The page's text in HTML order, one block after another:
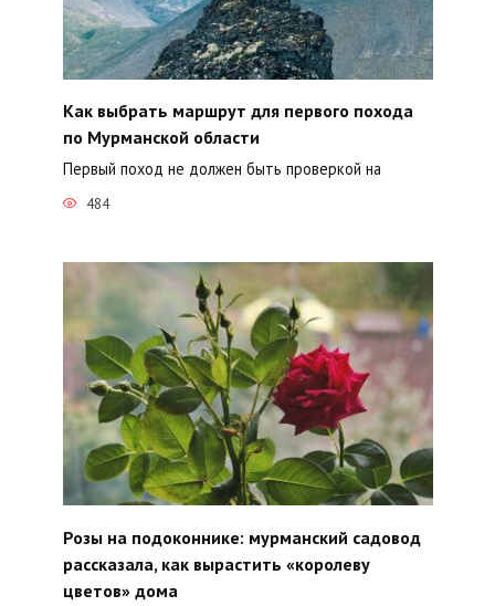
Как выбрать маршрут для первого похода
по Мурманской области
Первый поход не должен быть проверкой на
484
Розы на подоконнике: мурманский садовод
рассказала, как вырастить «королеву
цветов» дома